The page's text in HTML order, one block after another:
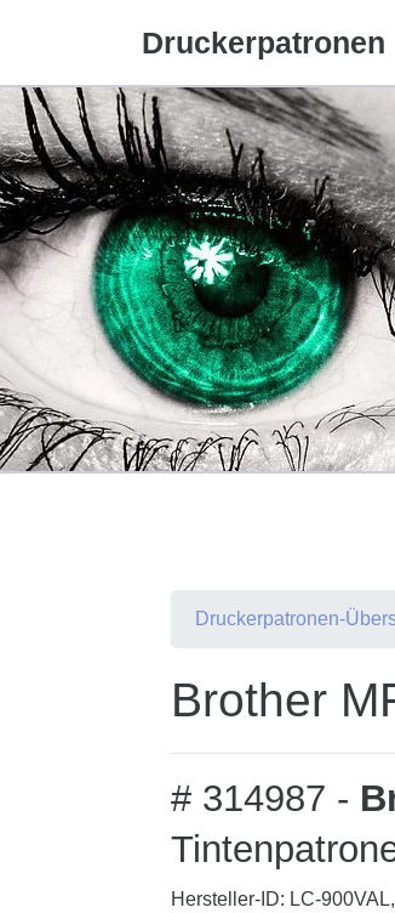
Druckerpatronen
Druckerpatronen-
Brother
# 314987 -
Hersteller-ID: LC-